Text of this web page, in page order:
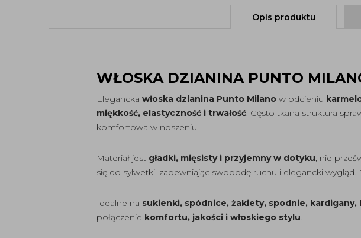
Opis produktu
WŁOSKA DZIANINA PUNTO
Elegancka włoska dzianina Punto Milano w odcieniu
miękkość, elastyczność i trwałość. Gęsto tkana struktura
komfortowa w noszeniu.
Materiał jest gładki, mięsisty i przyjemny w dotyku, nie
się do sylwetki, zapewniając swobodę ruchu i elegancki
Idealne na sukienki, spódnice, żakiety, spodnie,
połączenie komfortu, jakości i włoskiego stylu.